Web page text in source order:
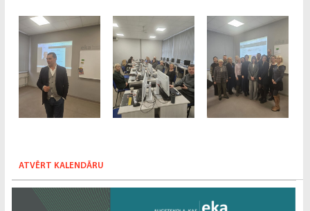
ATVĒRT KALENDĀRU